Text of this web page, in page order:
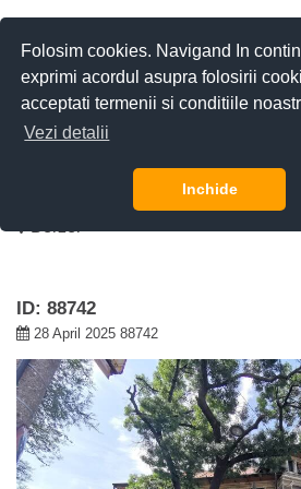
Folosim cookies. Navigand In
exprimi acordul asupra folosirii
acceptati termenii si conditiile
Vezi detalii
Inchide
De vanzare apartament
ID: 88742
28 April 2025 88742
CERE DETALII